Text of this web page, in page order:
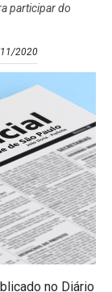
participar do
2020
no Diário